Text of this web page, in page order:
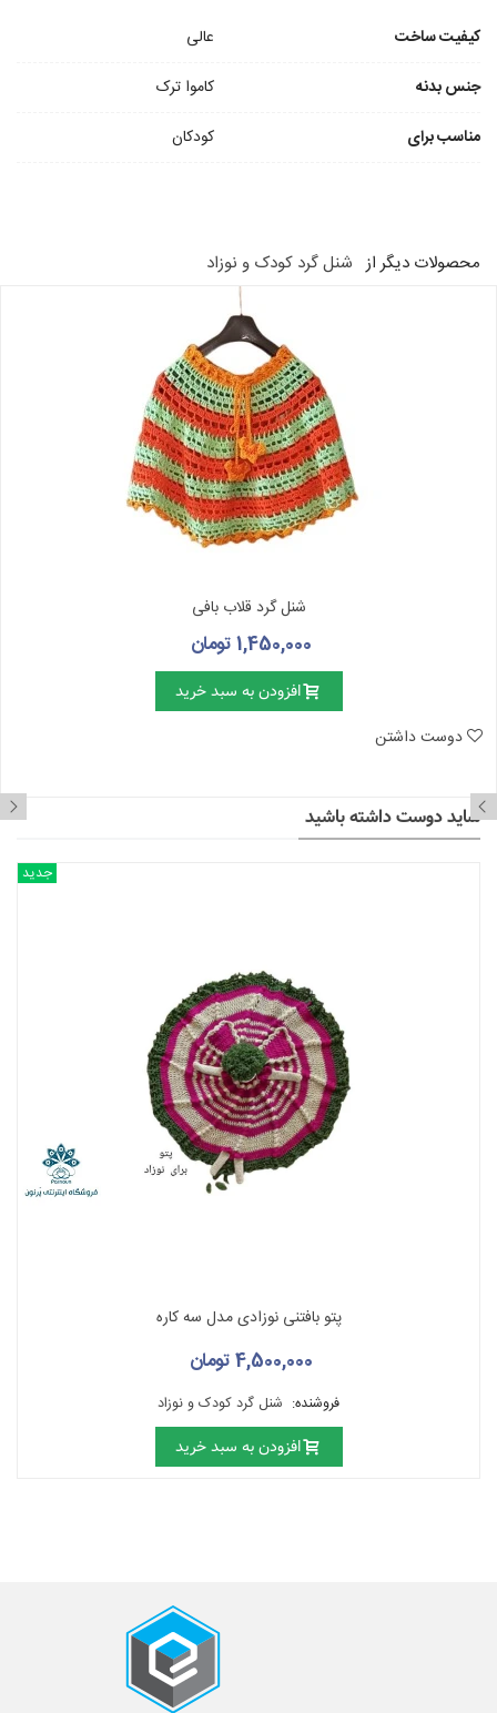
کیفیت ساخت
عالی
جنس بدنه
کاموا ترک
مناسب برای
کودکان
محصولات دیگر از شنل گرد کودک و نوزاد
شنل گرد قلاب بافی
1,450,000 تومان
افزودن به سبد خرید
دوست داشتن
شاید دوست داشته باشید
جدید
پتو بافتنی نوزادی مدل سه کاره
4,500,000 تومان
فروشنده: شنل گرد کودک و نوزاد
افزودن به سبد خرید